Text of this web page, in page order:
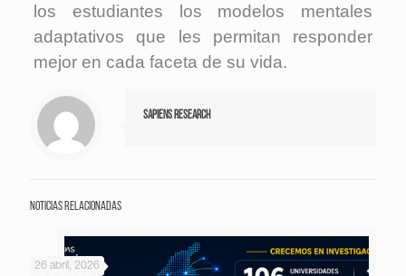
los estudiantes los modelos mentales
adaptativos que les permitan responder
mejor en cada faceta de su vida.
Sapiens Research
Noticias relacionadas
26 abril, 2026